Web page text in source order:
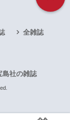
全雑誌
島社の雑誌